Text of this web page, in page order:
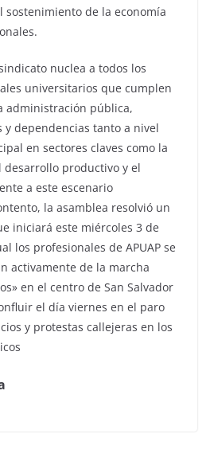
sostenimiento de la economía
nuclea a todos los
universitarios que cumplen
administración pública,
dependencias tanto a nivel
en sectores claves como la
desarrollo productivo y el
a este escenario
la asamblea resolvió un
iniciará este miércoles 3 de
los profesionales de APUAP se
activamente de la marcha
en el centro de San Salvador
el día viernes en el paro
y protestas callejeras en los